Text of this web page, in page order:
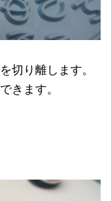
切り離します。
きます。